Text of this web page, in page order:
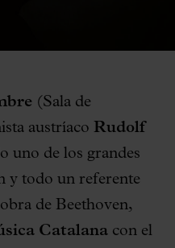
(Sala de
austríaco Rudolf
uno de los grandes
y todo un referente
de Beethoven,
Catalana con el